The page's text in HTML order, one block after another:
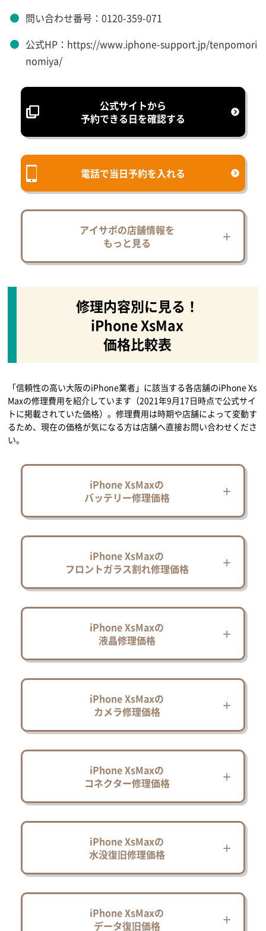
問い合わせ番号：0120-359-071
公式HP：https://www.iphone-support.jp/tenpomori
nomiya/
公式サイトから
予約できる日を確認する
電話で当日予約を入れる
アイサポの店舗情報を
もっと見る
修理内容別に見る！
iPhone XsMax
価格比較表
「信頼性の高い大阪のiPhone業者」に該当する各店舗のiPhone Xs
Maxの修理費用を紹介しています（2021年9月17日時点で公式サイ
トに掲載されていた価格）。修理費用は時期や店舗によって変動す
るため、現在の価格が気になる方は店舗へ直接お問い合わせくださ
い。
iPhone XsMaxの
バッテリー修理価格
iPhone XsMaxの
フロントガラス割れ修理価格
iPhone XsMaxの
液晶修理価格
iPhone XsMaxの
カメラ修理価格
iPhone XsMaxの
コネクター修理価格
iPhone XsMaxの
水没復旧修理価格
iPhone XsMaxの
データ復旧価格